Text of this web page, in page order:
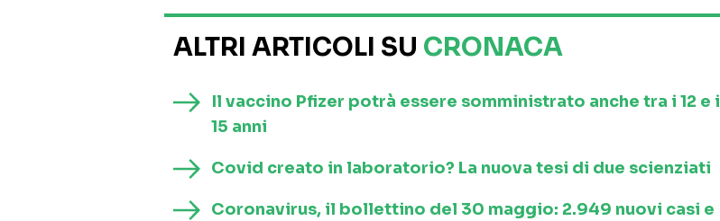
ALTRI ARTICOLI SU CRONACA
Il vaccino Pfizer potrà essere somministrato anche tra i 12 e i
15 anni
Covid creato in laboratorio? La nuova tesi di due scienziati
Coronavirus, il bollettino del 30 maggio: 2.949 nuovi casi e